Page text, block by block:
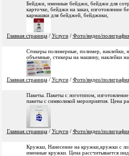
Бейджи, именные бейджи, бейджи для
карточке, бейджи на заказ,
кармашки для бейджей, бейджики,
Главная страница/ Услуги/ Фото/видео/
Стикеры полимерные, полимер, наклейки,
объемные, стикеры на машину, наклейки
Главная страница/ Услуги/ Фото/видео/
Пакеты. Пакеты с логотипом,
пакеты с символикой мероприятия. Цена
Главная страница/ Услуги/ Фото/видео/
Кружки, Нанесение на кружки,кружки с
именные кружки. Цена рассчитывается